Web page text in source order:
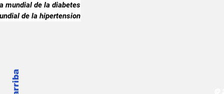
mundial de la diabetes
de la hipertension